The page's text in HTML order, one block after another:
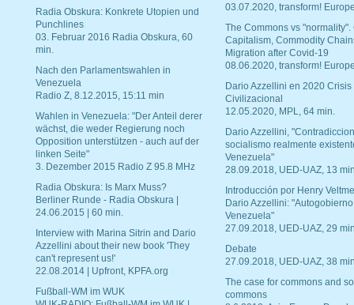
Radia Obskura: Konkrete Utopien und
Punchlines
03. Februar 2016 Radia Obskura, 60
min.
Nach den Parlamentswahlen in
Venezuela
Radio Z, 8.12.2015, 15:11 min
Wahlen in Venezuela: "Der Anteil derer
wächst, die weder Regierung noch
Opposition unterstützen - auch auf der
linken Seite"
3. Dezember 2015 Radio Z 95.8 MHz
Radia Obskura: Is Marx Muss?
Berliner Runde - Radia Obskura |
24.06.2015 | 60 min.
Interview with Marina Sitrin and Dario
Azzellini about their new book 'They
can't represent us!'
22.08.2014 | Upfront, KPFA.org
Fußball-WM im WUK
03.07.2020, transform!
The Commons vs "normality".
Capitalism, Commodity
Migration after Covid-19
08.06.2020, transform!
Dario Azzellini en 2020 Crisis
Civilizacional
12.05.2020, MPL, 64 min.
Dario Azzellini,
socialismo realmente
Venezuela"
28.09.2018, UED-UAZ, 13
Introducción por Henry
Dario Azzellini:
Venezuela"
27.09.2018, UED-UAZ, 29
Debate
27.09.2018, UED-UAZ, 38
The case for commons and
commons